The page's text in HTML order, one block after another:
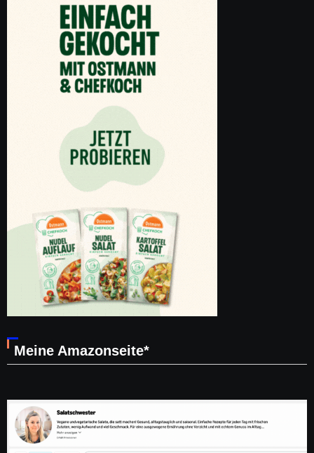
Meine Amazonseite*